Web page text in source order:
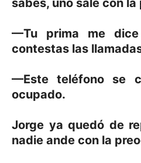
sabes, uno sale con
—Tu prima me
contestas las
—Este teléfono se
ocupado.
Jorge ya quedó de
nadie ande con la